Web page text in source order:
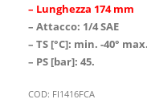
– Lunghezza 174 mm
– Attacco: 1/4 SAE
– TS [°C]: min. -40°
– PS [bar]: 45.
COD: FI1416FCA